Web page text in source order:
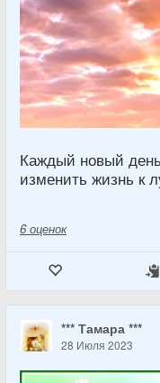
Каждый новый
изменить жизнь к
6 оценок
*** Тамара ***
28 Июля 2023